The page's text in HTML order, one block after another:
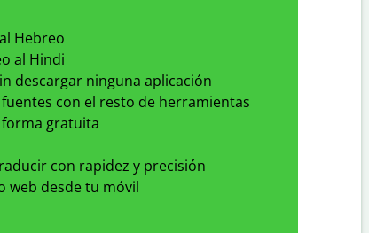
Hebreo
al Hindi
descargar ninguna aplicación
con el resto de herramientas
gratuita
con rapidez y precisión
web desde tu móvil